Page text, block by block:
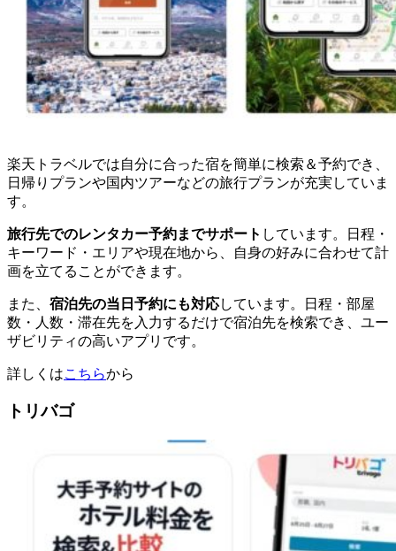
楽天トラベルでは自分に合った宿を簡単に検索＆予約でき、
日帰りプランや国内ツアーなどの旅行プランが充実していま
す。
旅行先でのレンタカー予約までサポート しています。日程・
キーワード・エリアや現在地から、自身の好みに合わせて計
画を立てることができます。
また、 宿泊先の当日予約にも対応しています。日程・部屋
数・人数・滞在先を入力するだけで宿泊先を検索でき、ユー
ザビリティの高いアプリです。
詳しくはこちらから
トリバゴ